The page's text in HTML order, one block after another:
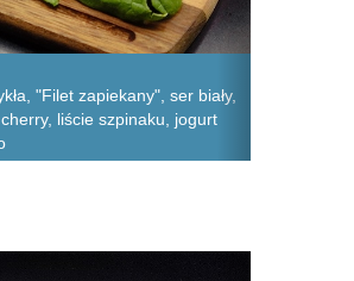
"Filet zapiekany", ser biały,
liście szpinaku, jogurt